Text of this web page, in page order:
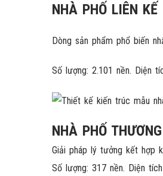
NHÀ PHỐ LIÊN
Dòng sản phẩm phổ biến
Số lượng: 2.101 nền. Diện
NHÀ PHỐ
Giải pháp lý tưởng kết hợp
Số lượng: 317 nền. Diện